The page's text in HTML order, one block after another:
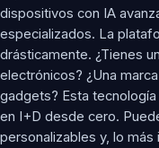
dispositivos con IA
especializados. La
drásticamente. ¿Tienes
electrónicos? ¿Una
gadgets? Esta
en I+D desde cero.
personalizables y, lo